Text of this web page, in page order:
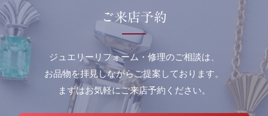
ご来店予約
ジュエリーリフォーム・修理のご相談は、
お品物を拝見しながらご提案しております。
まずはお気軽にご来店予約ください。